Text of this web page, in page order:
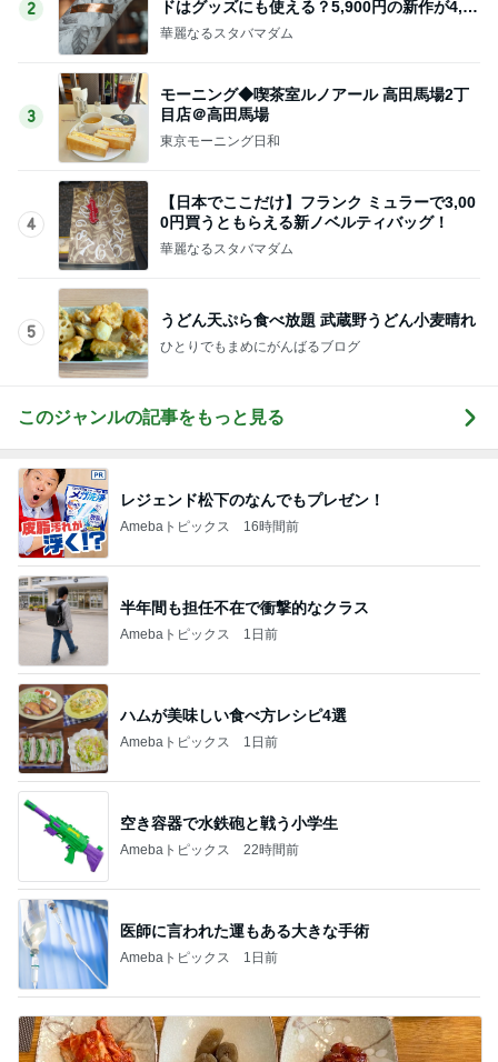
2
ドはグッズにも使える？5,900円の新作が4,88
1円に
華麗なるスタバマダム
3
モーニング◆喫茶室ルノアール 高田馬場2丁
目店＠高田馬場
東京モーニング日和
4
【日本でここだけ】フランク ミュラーで3,00
0円買うともらえる新ノベルティバッグ！
華麗なるスタバマダム
5
うどん天ぷら食べ放題 武蔵野うどん小麦晴れ
ひとりでもまめにがんばるブログ
このジャンルの記事をもっと見る
レジェンド松下のなんでもプレゼン！
Amebaトピックス 16時間前
半年間も担任不在で衝撃的なクラス
Amebaトピックス 1日前
ハムが美味しい食べ方レシピ4選
Amebaトピックス 1日前
空き容器で水鉄砲と戦う小学生
Amebaトピックス 22時間前
医師に言われた運もある大きな手術
Amebaトピックス 1日前